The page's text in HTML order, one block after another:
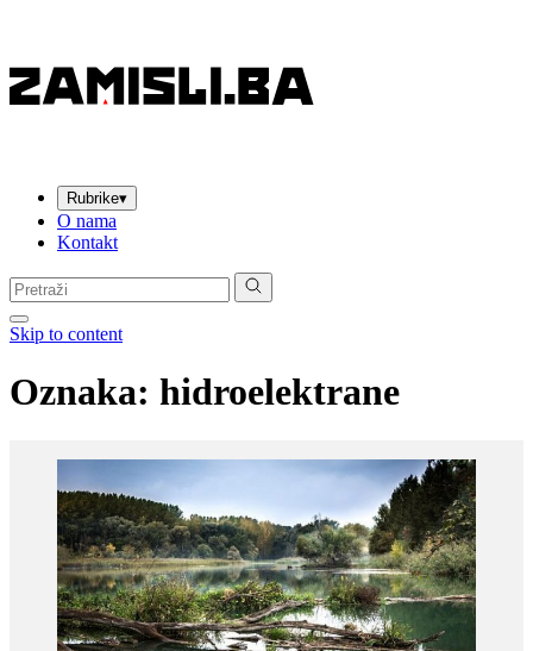
Rubrike▾
O nama
Kontakt
Pretraga:
Skip to content
Oznaka: hidroelektrane